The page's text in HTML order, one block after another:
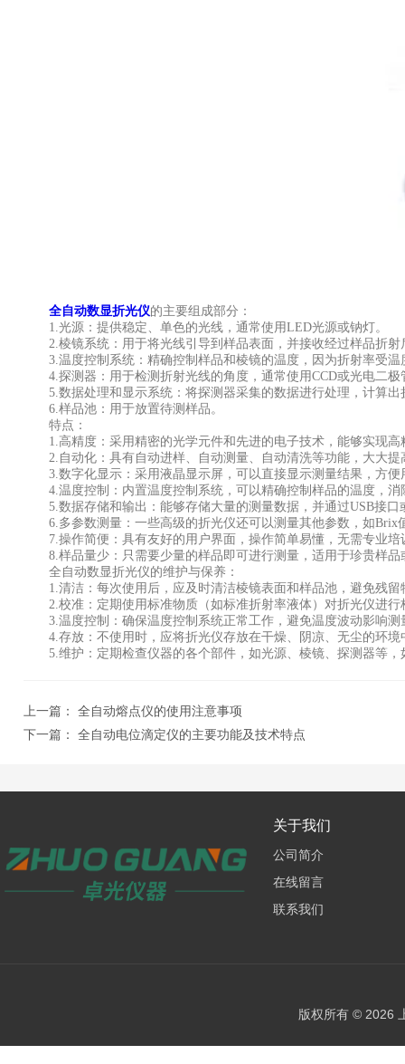
全自动数显折光仪的主要组成部分：
1.光源：提供稳定、单色的光线，通常使用LED光源或钠灯。
2.棱镜系统：用于将光线引导到样品表面，并接收经过样品折射
3.温度控制系统：精确控制样品和棱镜的温度，因为折射率受温
4.探测器：用于检测折射光线的角度，通常使用CCD或光电二极
5.数据处理和显示系统：将探测器采集的数据进行处理，计算出
6.样品池：用于放置待测样品。
特点：
1.高精度：采用精密的光学元件和先进的电子技术，能够实现高
2.自动化：具有自动进样、自动测量、自动清洗等功能，大大提
3.数字化显示：采用液晶显示屏，可以直接显示测量结果，方便
4.温度控制：内置温度控制系统，可以精确控制样品的温度，消
5.数据存储和输出：能够存储大量的测量数据，并通过USB接口
6.多参数测量：一些高级的折光仪还可以测量其他参数，如Brix
7.操作简便：具有友好的用户界面，操作简单易懂，无需专业培
8.样品量少：只需要少量的样品即可进行测量，适用于珍贵样品
全自动数显折光仪的维护与保养：
1.清洁：每次使用后，应及时清洁棱镜表面和样品池，避免残留
2.校准：定期使用标准物质（如标准折射率液体）对折光仪进行
3.温度控制：确保温度控制系统正常工作，避免温度波动影响测
4.存放：不使用时，应将折光仪存放在干燥、阴凉、无尘的环境
5.维护：定期检查仪器的各个部件，如光源、棱镜、探测器等，
上一篇： 全自动熔点仪的使用注意事项
下一篇： 全自动电位滴定仪的主要功能及技术特点
关于我们
公司简介
在线留言
联系我们
版权所有 © 2026